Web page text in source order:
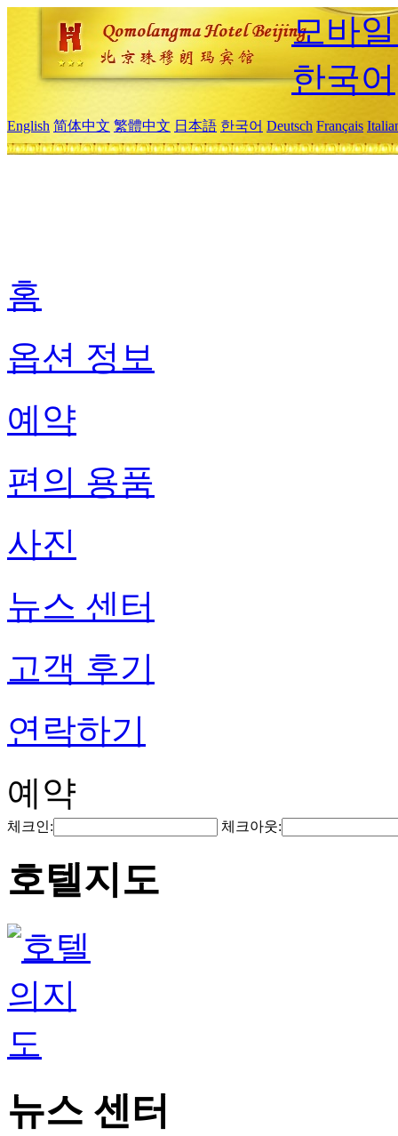
모바
한국어
English 简体中文 繁體中文 日本語 한국어 Deutsch Français
홈
옵션 정보
예약
편의 용품
사진
뉴스 센터
고객 후기
연락하기
예약
체크인: 체크아웃:
호텔지도
뉴스 센터